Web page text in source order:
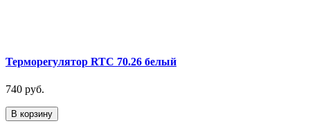
Терморегулятор RTC 70.26 белый
740 руб.
В корзину